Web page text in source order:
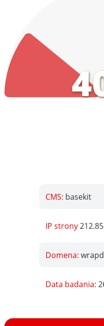
CMS: basekit
IP strony
Domena:
Data badania: